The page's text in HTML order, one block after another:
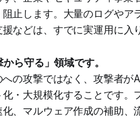
止します。大量のログやア
などは、すでに実運用に入
ら守る」領域です。
の攻撃ではなく、攻撃者が
・大規模化することです。
、マルウェア作成の補助、